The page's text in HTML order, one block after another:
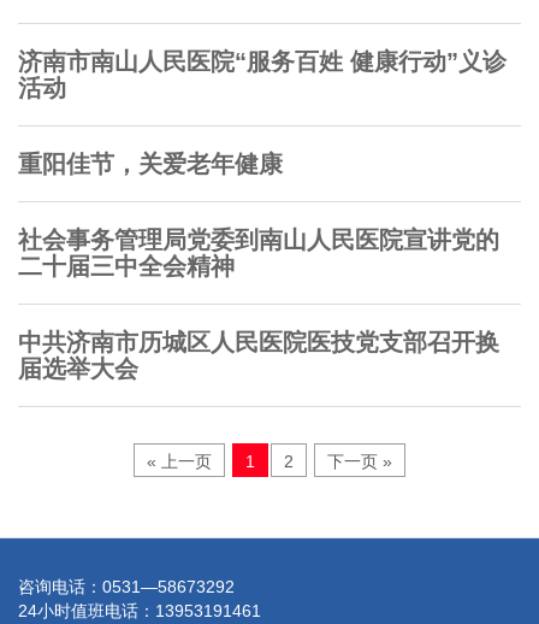
济南市南山人民医院“服务百姓 健康行动”义诊
活动
重阳佳节，关爱老年健康
社会事务管理局党委到南山人民医院宣讲党的
二十届三中全会精神
中共济南市历城区人民医院医技党支部召开换
届选举大会
« 上一页 1 2 下一页 »
咨询电话：0531—58673292
24小时值班电话：13953191461